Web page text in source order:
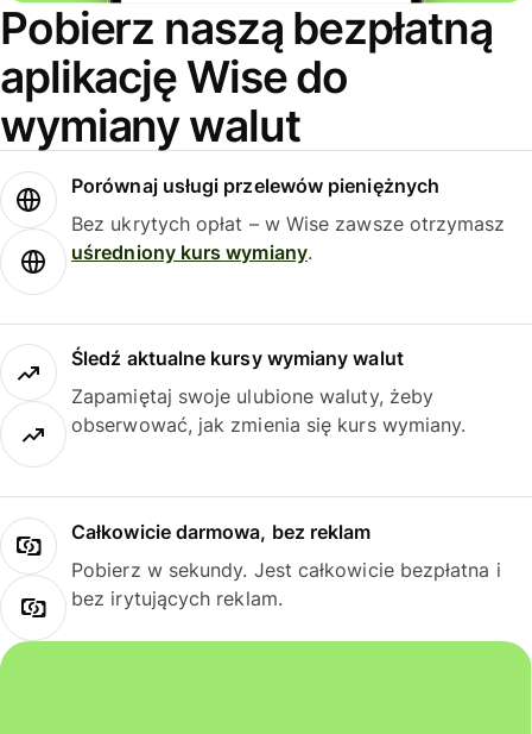
Pobierz naszą bezpłatną
aplikację Wise do
wymiany walut
Porównaj usługi przelewów pieniężnych
Bez ukrytych opłat – w Wise zawsze otrzymasz
uśredniony kurs wymiany.
Śledź aktualne kursy wymiany walut
Zapamiętaj swoje ulubione waluty, żeby
obserwować, jak zmienia się kurs wymiany.
Całkowicie darmowa, bez reklam
Pobierz w sekundy. Jest całkowicie bezpłatna i
bez irytujących reklam.